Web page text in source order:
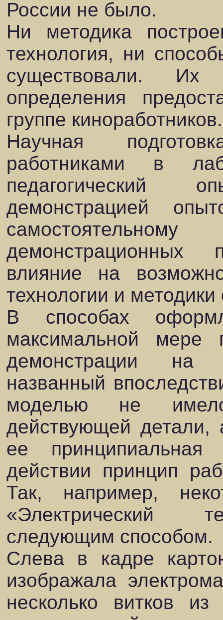
России не было.
Ни методика
технология, ни
существовали.
определения
группе киноработников.
Научная
работниками в
педагогический
демонстрацией
демонстрационных
влияние на
технологии и
В способах
максимальной мере
демонстрации на
названный
моделью не
действующей детали,
ее
действии принцип
Так, например,
«Электрический
следующим способом.
Слева в кадре
изображала
несколько витков